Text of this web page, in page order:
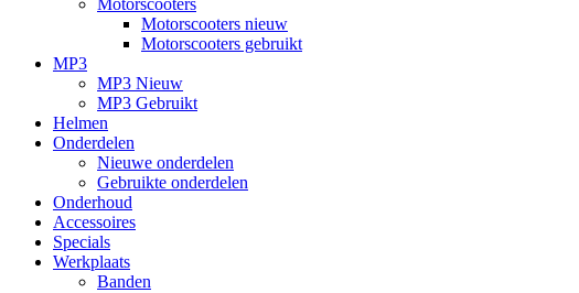
Motorscooters
Motorscooters nieuw
Motorscooters gebruikt
MP3
MP3 Nieuw
MP3 Gebruikt
Helmen
Onderdelen
Nieuwe onderdelen
Gebruikte onderdelen
Onderhoud
Accessoires
Specials
Werkplaats
Banden